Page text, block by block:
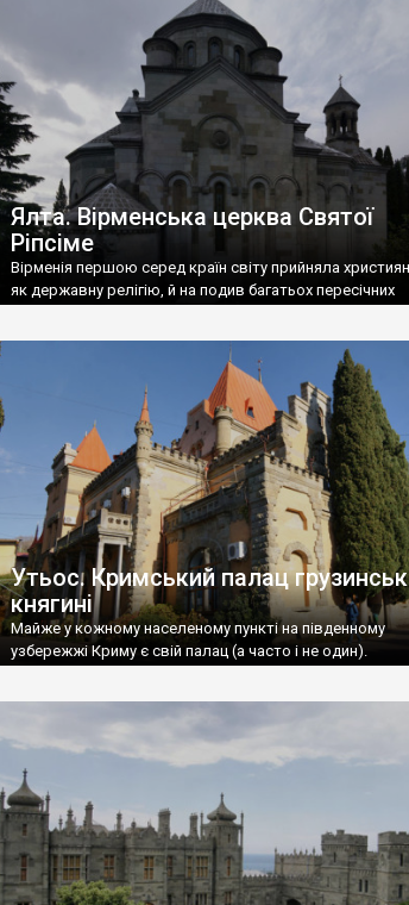
називаються «повстяками» (postaki)…” “Вино. Крим
виробляє відмінне вино і його вдосталь: воно все
легке біле і дуже […]
Ялта. Вірменська церква Святої
Ріпсіме
Вірменія першою серед країн світу прийняла
як державну релігію, й на подив багатьох пересічних
Утьос. Кримський палац
княгині
Майже у кожному населеному пункті на південному
узбережжі Криму є свій палац (а часто і не один).